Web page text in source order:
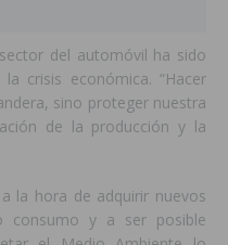
del automóvil ha sido
crisis económica. “Hacer
sino proteger nuestra
de la producción y la
la hora de adquirir nuevos
consumo y a ser posible